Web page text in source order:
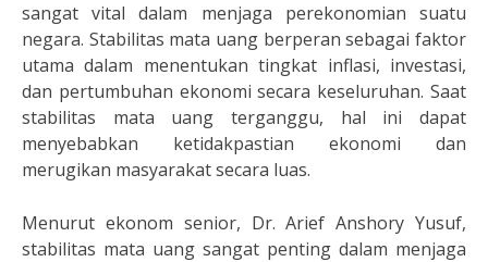
sangat vital dalam menjaga perekonomian suatu
negara. Stabilitas mata uang berperan sebagai faktor
utama dalam menentukan tingkat inflasi, investasi,
dan pertumbuhan ekonomi secara keseluruhan. Saat
stabilitas mata uang terganggu, hal ini dapat
menyebabkan ketidakpastian ekonomi dan
merugikan masyarakat secara luas.
Menurut ekonom senior, Dr. Arief Anshory Yusuf,
stabilitas mata uang sangat penting dalam menjaga